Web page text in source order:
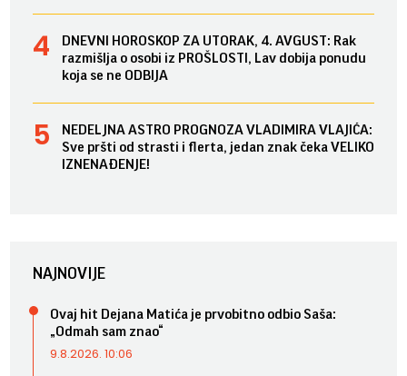
DNEVNI HOROSKOP ZA UTORAK, 4. AVGUST: Rak
razmišlja o osobi iz PROŠLOSTI, Lav dobija ponudu
koja se ne ODBIJA
NEDELJNA ASTRO PROGNOZA VLADIMIRA VLAJIĆA:
Sve pršti od strasti i flerta, jedan znak čeka VELIKO
IZNENAĐENJE!
NAJNOVIJE
Ovaj hit Dejana Matića je prvobitno odbio Saša:
„Odmah sam znao“
9.8.2026. 10:06